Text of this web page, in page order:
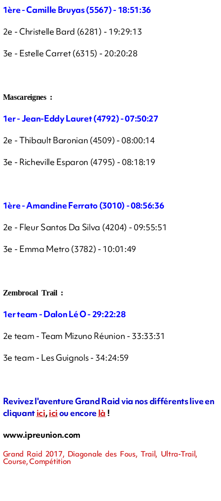
1ère - Camille Bruyas (5567) - 18:51:36
2e - Christelle Bard (6281) - 19:29:13
3e - Estelle Carret (6315) - 20:20:28
Mascareignes :
1er - Jean-Eddy Lauret (4792) - 07:50:27
2e - Thibault Baronian (4509) - 08:00:14
3e - Richeville Esparon (4795) - 08:18:19
1ère - Amandine Ferrato (3010) - 08:56:36
2e - Fleur Santos Da Silva (4204) - 09:55:51
3e - Emma Metro (3782) - 10:01:49
Zembrocal Trail :
1er team - Dalon Lé O - 29:22:28
2e team - Team Mizuno Réunion - 33:33:31
3e team - Les Guignols - 34:24:59
Revivez l'aventure Grand Raid via nos différents live en
cliquantici,iciou encorelà !
www.ipreunion.com
Grand Raid 2017, Diagonale des Fous, Trail, Ultra-Trail,
Course, Compétition